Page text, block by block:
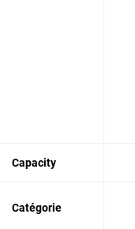
Capacity
Catégorie